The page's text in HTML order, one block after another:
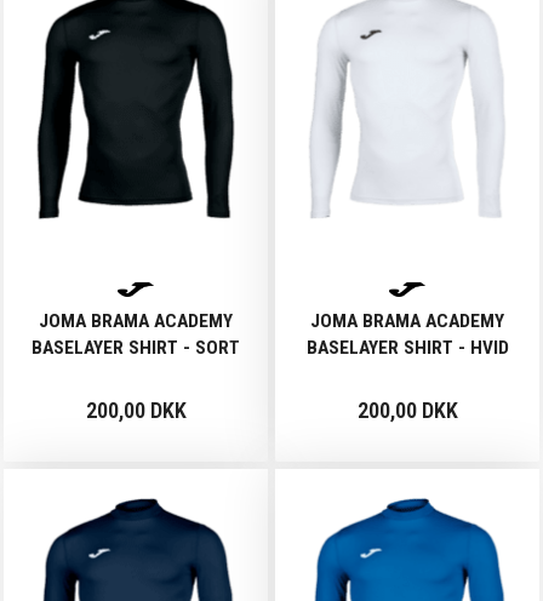
JOMA BRAMA ACADEMY
BASELAYER SHIRT - SORT
200,00 DKK
JOMA BRAMA ACADEMY
BASELAYER SHIRT - HVID
200,00 DKK